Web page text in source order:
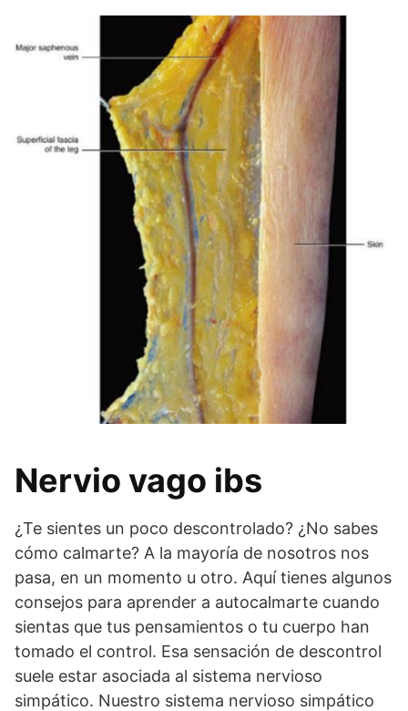
Nervio vago ibs
¿Te sientes un poco descontrolado? ¿No sabes
cómo calmarte? A la mayoría de nosotros nos
pasa, en un momento u otro. Aquí tienes algunos
consejos para aprender a autocalmarte cuando
sientas que tus pensamientos o tu cuerpo han
tomado el control. Esa sensación de descontrol
suele estar asociada al sistema nervioso
simpático. Nuestro sistema nervioso simpático